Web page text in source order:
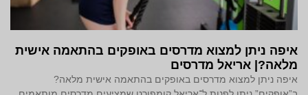
איפה ניתן למצוא מדרסים באופקים בהתאמה אישית
מלאה?| אריאל מדרסים
איפה ניתן למצוא מדרסים באופקים בהתאמה אישית מלאה?